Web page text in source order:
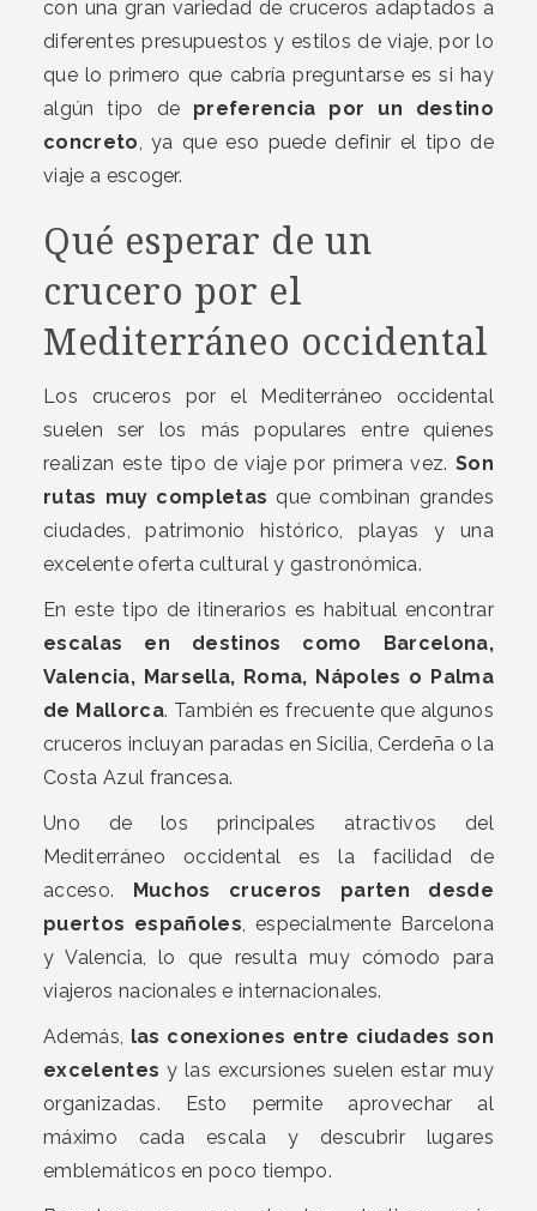
con una gran variedad de cruceros adaptados a
diferentes presupuestos y estilos de viaje, por lo
que lo primero que cabría preguntarse es si hay
algún tipo de preferencia por un destino
concreto, ya que eso puede definir el tipo de
viaje a escoger.
Qué esperar de un
crucero por el
Mediterráneo occidental
Los cruceros por el Mediterráneo occidental
suelen ser los más populares entre quienes
realizan este tipo de viaje por primera vez.Son
rutas muy completas que combinan grandes
ciudades, patrimonio histórico, playas y una
excelente oferta cultural y gastronómica.
En este tipo de itinerarios es habitual encontrar
escalas en destinos como Barcelona,
Valencia, Marsella, Roma, Nápoles o Palma
de Mallorca. También es frecuente que algunos
cruceros incluyan paradas en Sicilia, Cerdeña o la
Costa Azul francesa.
Uno de los principales atractivos del
Mediterráneo occidental es la facilidad de
acceso. Muchos cruceros parten desde
puertos españoles, especialmente Barcelona
y Valencia, lo que resulta muy cómodo para
viajeros nacionales e internacionales.
Además, las conexiones entre ciudades son
excelentes y las excursiones suelen estar muy
organizadas. Esto permite aprovechar al
máximo cada escala y descubrir lugares
emblemáticos en poco tiempo.